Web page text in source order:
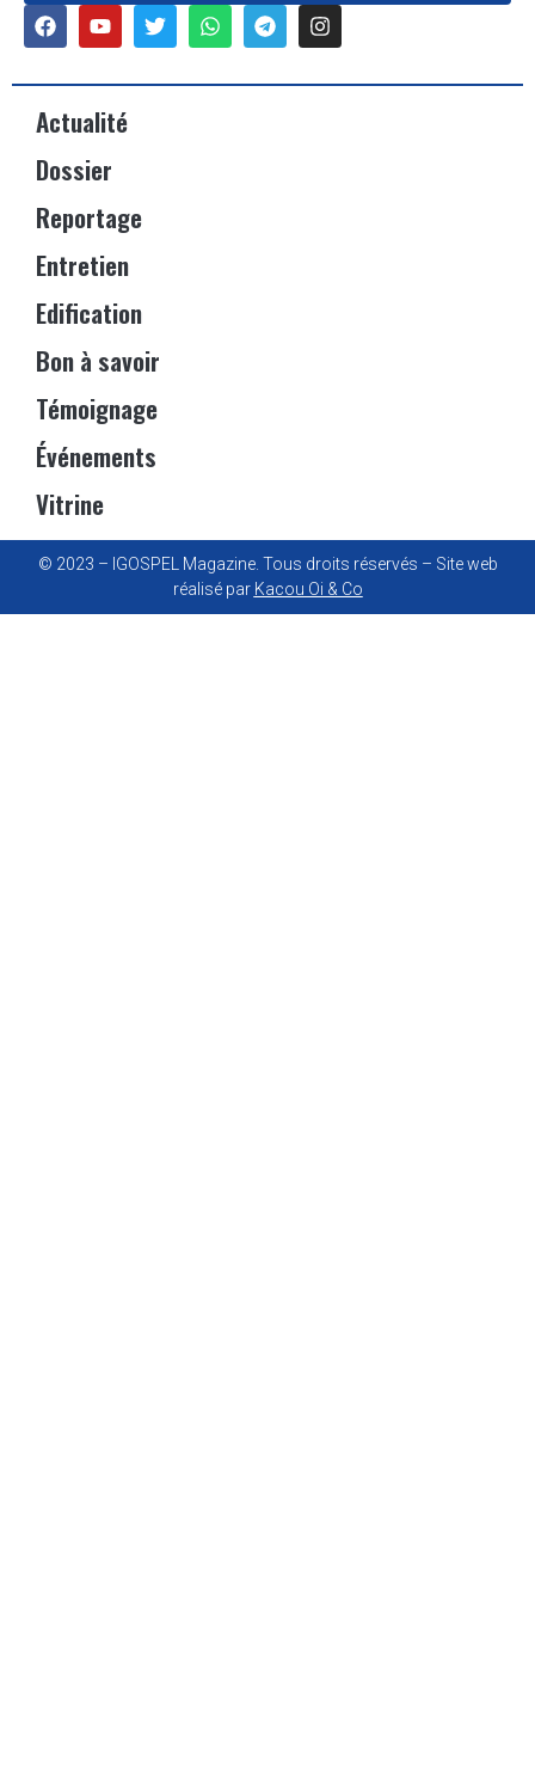
Actualité
Dossier
Reportage
Entretien
Edification
Bon à savoir
Témoignage
Événements
Vitrine
© 2023 – IGOSPEL Magazine. Tous droits réservés – Site web
réalisé par Kacou Oi & Co